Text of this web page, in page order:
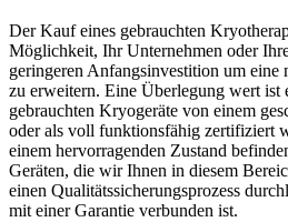
Der Kauf eines gebrauchten
Möglichkeit, Ihr Unternehmen oder
geringeren Anfangsinvestition um eine
zu erweitern. Eine Überlegung wert ist
gebrauchten Kryogeräte von einem
oder als voll funktionsfähig zertifiziert
einem hervorragenden Zustand
Geräten, die wir Ihnen in diesem
einen Qualitätssicherungsprozess
mit einer Garantie verbunden ist.